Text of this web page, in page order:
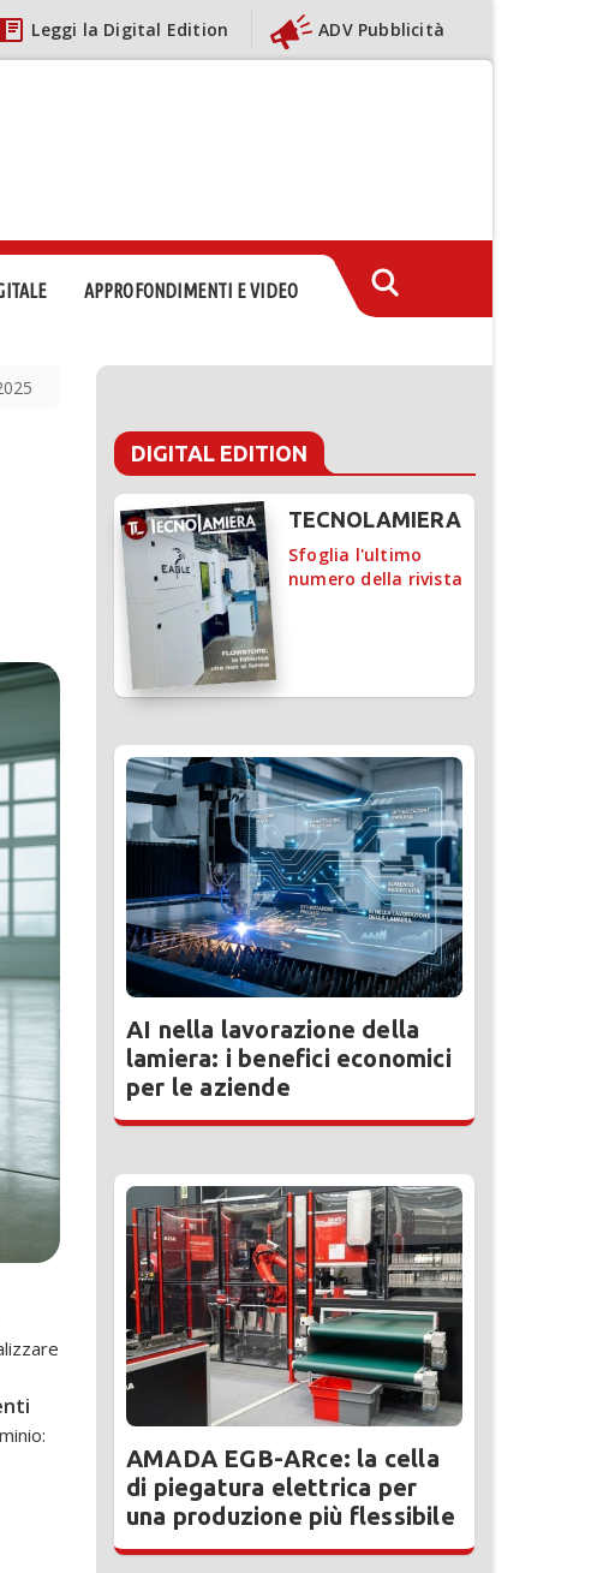
Leggi la Digital Edition ADV Pubblicità
APPROFONDIMENTI E VIDEO
DIGITAL EDITION
TECNOLAMIERA
Sfoglia l'ultimo
numero della rivista
AI nella lavorazione della
lamiera: i benefici economici
per le aziende
AMADA EGB-ARce: la cella
di piegatura elettrica per
una produzione più flessibile